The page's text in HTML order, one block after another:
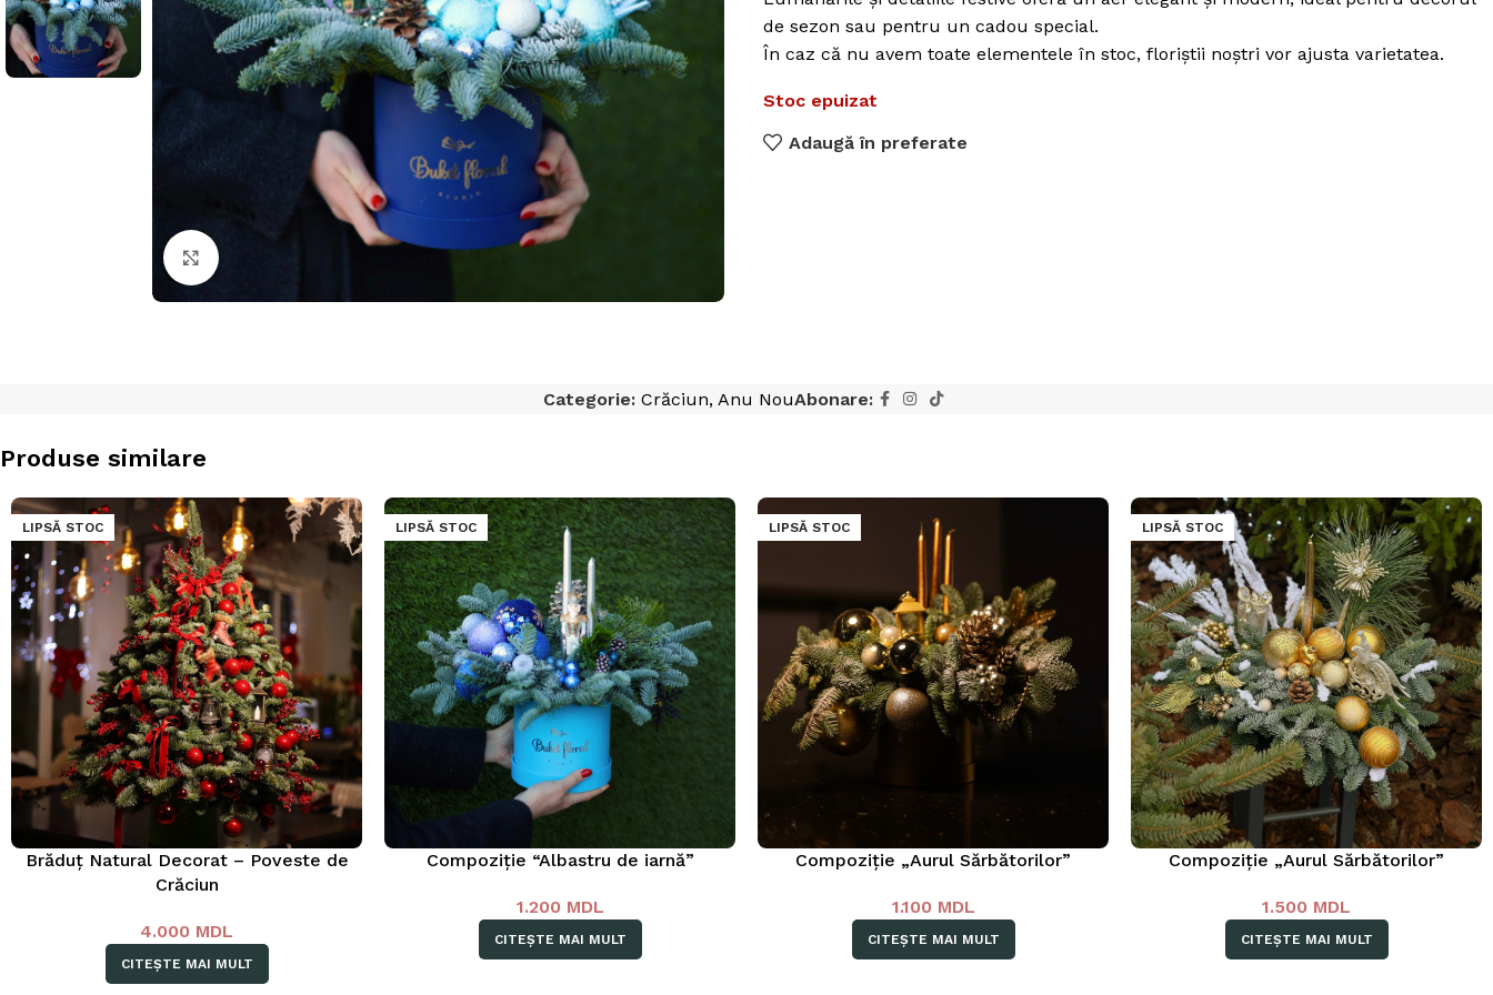
de sezon sau pentru un cadou special.
În caz că nu avem toate elementele în stoc, floriștii noștri vor ajusta varietatea.
Stoc epuizat
Adaugă în preferate
Categorie: Crăciun, Anu NouAbonare:
Produse similare
LIPSĂ STOC
Brăduț Natural Decorat – Poveste de
Crăciun
4.000 MDL
CITEȘTE MAI MULT
LIPSĂ STOC
Compoziție “Albastru de iarnă”
1.200 MDL
CITEȘTE MAI MULT
LIPSĂ STOC
Compoziție „Aurul Sărbătorilor”
1.100 MDL
CITEȘTE MAI MULT
LIPSĂ STOC
Compoziție „Aurul Sărbătorilor”
1.500 MDL
CITEȘTE MAI MULT